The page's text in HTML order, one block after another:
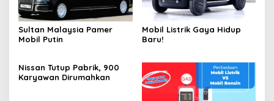
Sultan Malaysia Pamer
Mobil Putin
Mobil Listrik Gaya Hidup
Baru!
Nissan Tutup Pabrik, 900
Karyawan Dirumahkan